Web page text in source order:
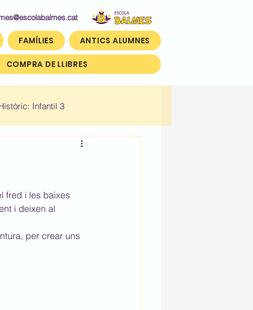
FAMÍLIES ANTICS ALUMNES
COMPRA DE LLIBRES
Infantil 3
Històric: Tercer (3r)
fred i les baixes
i deixen al
per crear uns